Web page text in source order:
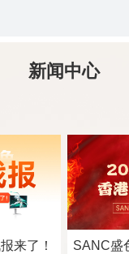
新闻中心
来了！